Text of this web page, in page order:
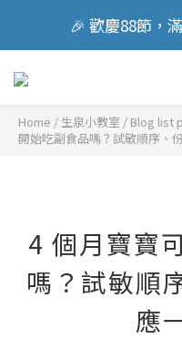
🎉 歡慶88節，
🎉 歡慶88節，
立即加入會
🎉 歡慶88節，
Home / Blog list
開始吃副食品嗎？試敏順序、
4 個月寶寶
嗎？試敏順
應